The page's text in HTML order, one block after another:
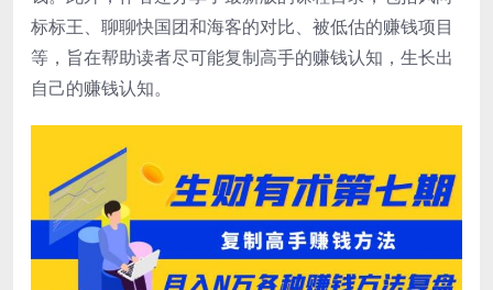
标标王、聊聊快国团和海客的对比、被低估的赚钱项目
等，旨在帮助读者尽可能复制高手的赚钱认知，生长出
自己的赚钱认知。